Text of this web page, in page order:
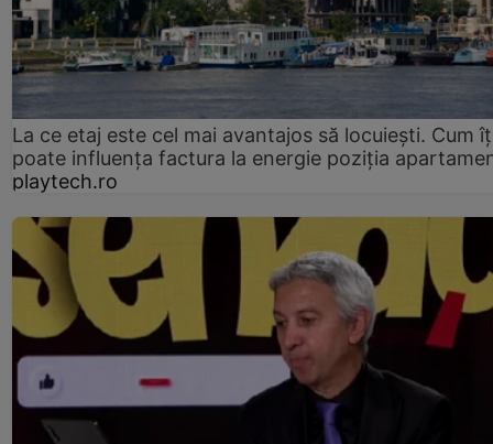
La ce etaj este cel mai avantajos să locuiești. Cum
poate influența factura la energie poziția
playtech.ro